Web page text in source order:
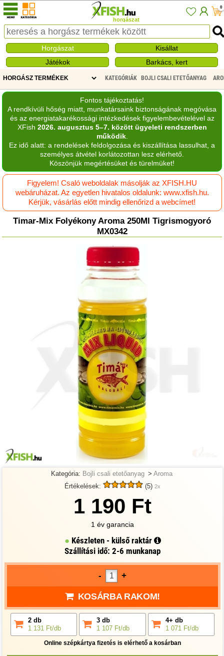
horgászat
0
Horgászat
Kisállat
Játékok
Barkács, kert
KATEGÓRIÁK BOJLI CSALI ETETŐANYAG
Fontos tájékoztatás!
A rendkívüli hőség miatt, munkatársaink biztonságának megóvása
és az energiatakarékossági intézkedések figyelembevételével az
XFish 2026. augusztus 5–7. között ügyeleti rendszerben
működik.
Ez idő alatt: a rendelések feldolgozása és kiszállítása lassulhat, a
személyes átvétel korlátozottan lesz elérhető.
Köszönjük megértésüket és türelmüket!
Figyelem! Csaló weboldalak másolják az XFISH.HU
webáruházat. Az egyetlen hivatalos oldalunk: www.xfish.hu.
Kérjük, vásárlás előtt mindig ellenőrizd a webcímet!
Timar-Mix Folyékony Aroma 250Ml Tigrismogyoró
MX0342
Kategória: Bojli csali etetőanyag > Aroma
Értékelések:
(5) 2x
1 190 Ft
1 év garancia
Készleten - külső raktár
Szállítási idő: 2-6 munkanap
- +
KOSÁRBA RAKOM!
2 db
1 131 Ft/db
3 db
1 107 Ft/db
4+ db
1 071 Ft/db
Online szépkártya fizetés is elérhető a kosárban